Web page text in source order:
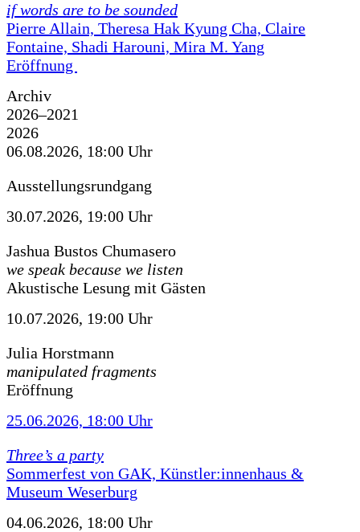
if words are to be sounded
Pierre Allain, Theresa Hak Kyung Cha, Claire
Fontaine, Shadi Harouni, Mira M. Yang
Eröffnung
Archiv
2026–2021
2026
06.08.2026, 18:00 Uhr
Ausstellungsrundgang
30.07.2026, 19:00 Uhr
Jashua Bustos Chumasero
we speak because we listen
Akustische Lesung mit Gästen
10.07.2026, 19:00 Uhr
Julia Horstmann
manipulated fragments
Eröffnung
25.06.2026, 18:00 Uhr
Three’s a party
Sommerfest von GAK, Künstler:innenhaus &
Museum Weserburg
04.06.2026, 18:00 Uhr